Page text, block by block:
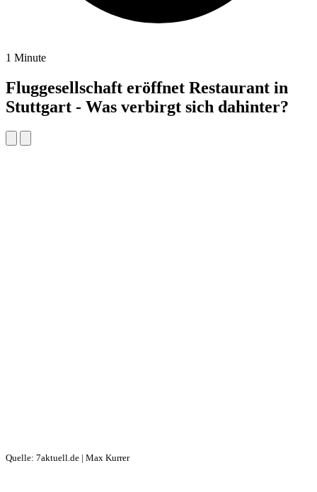
1 Minute
Fluggesellschaft eröffnet Restaurant in
Stuttgart - Was verbirgt sich dahinter?
Quelle: 7aktuell.de | Max Kurrer